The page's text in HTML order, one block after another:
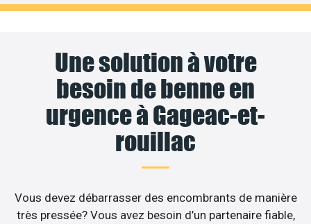
Une solution à votre
besoin de benne en
urgence à Gageac-et-
rouillac
Vous devez débarrasser des encombrants de manière
très pressée? Vous avez besoin d’un partenaire fiable,